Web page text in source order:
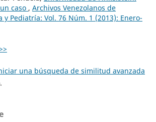
caso , Archivos Venezolanos de
y Pediatría: Vol. 76 Núm. 1 (2013): Enero-
una búsqueda de similitud avanzada